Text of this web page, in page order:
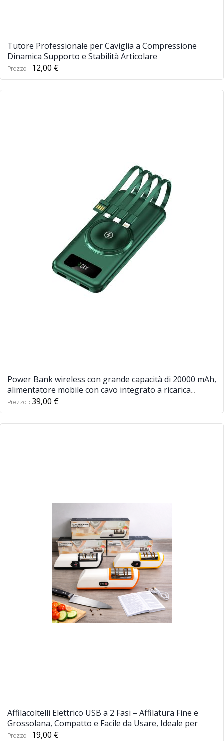
Tutore Professionale per Caviglia a Compressione
Dinamica Supporto e Stabilità Articolare
Prezzo: 12,00 €
Power Bank wireless con grande capacità di 20000 mAh,
alimentatore mobile con cavo integrato a ricarica
rapida
Prezzo: 39,00 €
Affilacoltelli Elettrico USB a 2 Fasi – Affilatura Fine e
Grossolana, Compatto e Facile da Usare, Ideale per
Cucina
Prezzo: 19,00 €